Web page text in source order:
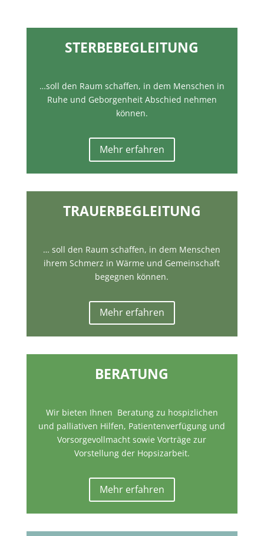
STERBEBEGLEITUNG
…soll den Raum schaffen, in dem Menschen in
Ruhe und Geborgenheit Abschied nehmen
können.
Mehr erfahren
TRAUERBEGLEITUNG
… soll den Raum schaffen, in dem Menschen
ihrem Schmerz in Wärme und Gemeinschaft
begegnen können.
Mehr erfahren
BERATUNG
Wir bieten Ihnen Beratung zu hospizlichen
und palliativen Hilfen, Patientenverfügung und
Vorsorgevollmacht sowie Vorträge zur
Vorstellung der Hopsizarbeit.
Mehr erfahren